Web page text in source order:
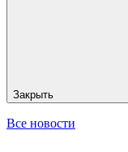
Закрыть
Все новости